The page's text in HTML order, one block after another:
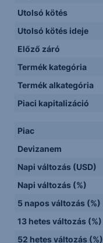
Utolsó kötés
Utolsó kötés ideje
Előző záró
Termék kategória
Termék alkategória
Piaci kapitalizáció
Piac
Devizanem
Napi változás (USD)
Napi változás (%)
5 napos változás (%)
13 hetes változás (%)
52 hetes változás (%)